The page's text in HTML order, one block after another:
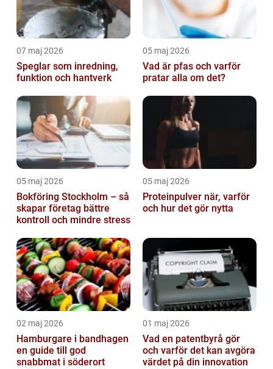
07 maj 2026
Speglar som inredning,
funktion och hantverk
05 maj 2026
Vad är pfas och varför
pratar alla om det?
05 maj 2026
Bokföring Stockholm – så
skapar företag bättre
kontroll och mindre stress
05 maj 2026
Proteinpulver när, varför
och hur det gör nytta
02 maj 2026
Hamburgare i bandhagen
en guide till god
snabbmat i söderort
01 maj 2026
Vad en patentbyrå gör
och varför det kan avgöra
värdet på din innovation